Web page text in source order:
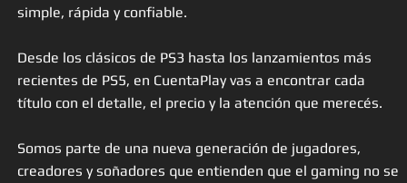
simple, rápida y confiable.
Desde los clásicos de PS3 hasta los lanzamientos más
recientes de PS5, en CuentaPlay vas a encontrar cada
título con el detalle, el precio y la atención que merecés.
Somos parte de una nueva generación de jugadores,
creadores y soñadores que entienden que el gaming no se